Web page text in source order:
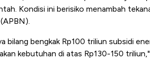
Kondisi ini berisiko menambah
bilang bengkak Rp100 triliun subsidi
kebutuhan di atas Rp130-150